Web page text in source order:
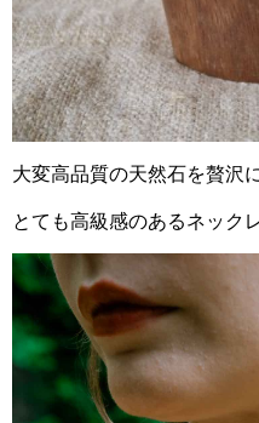
大変高品質の天然石を贅沢
とても高級感のあるネック